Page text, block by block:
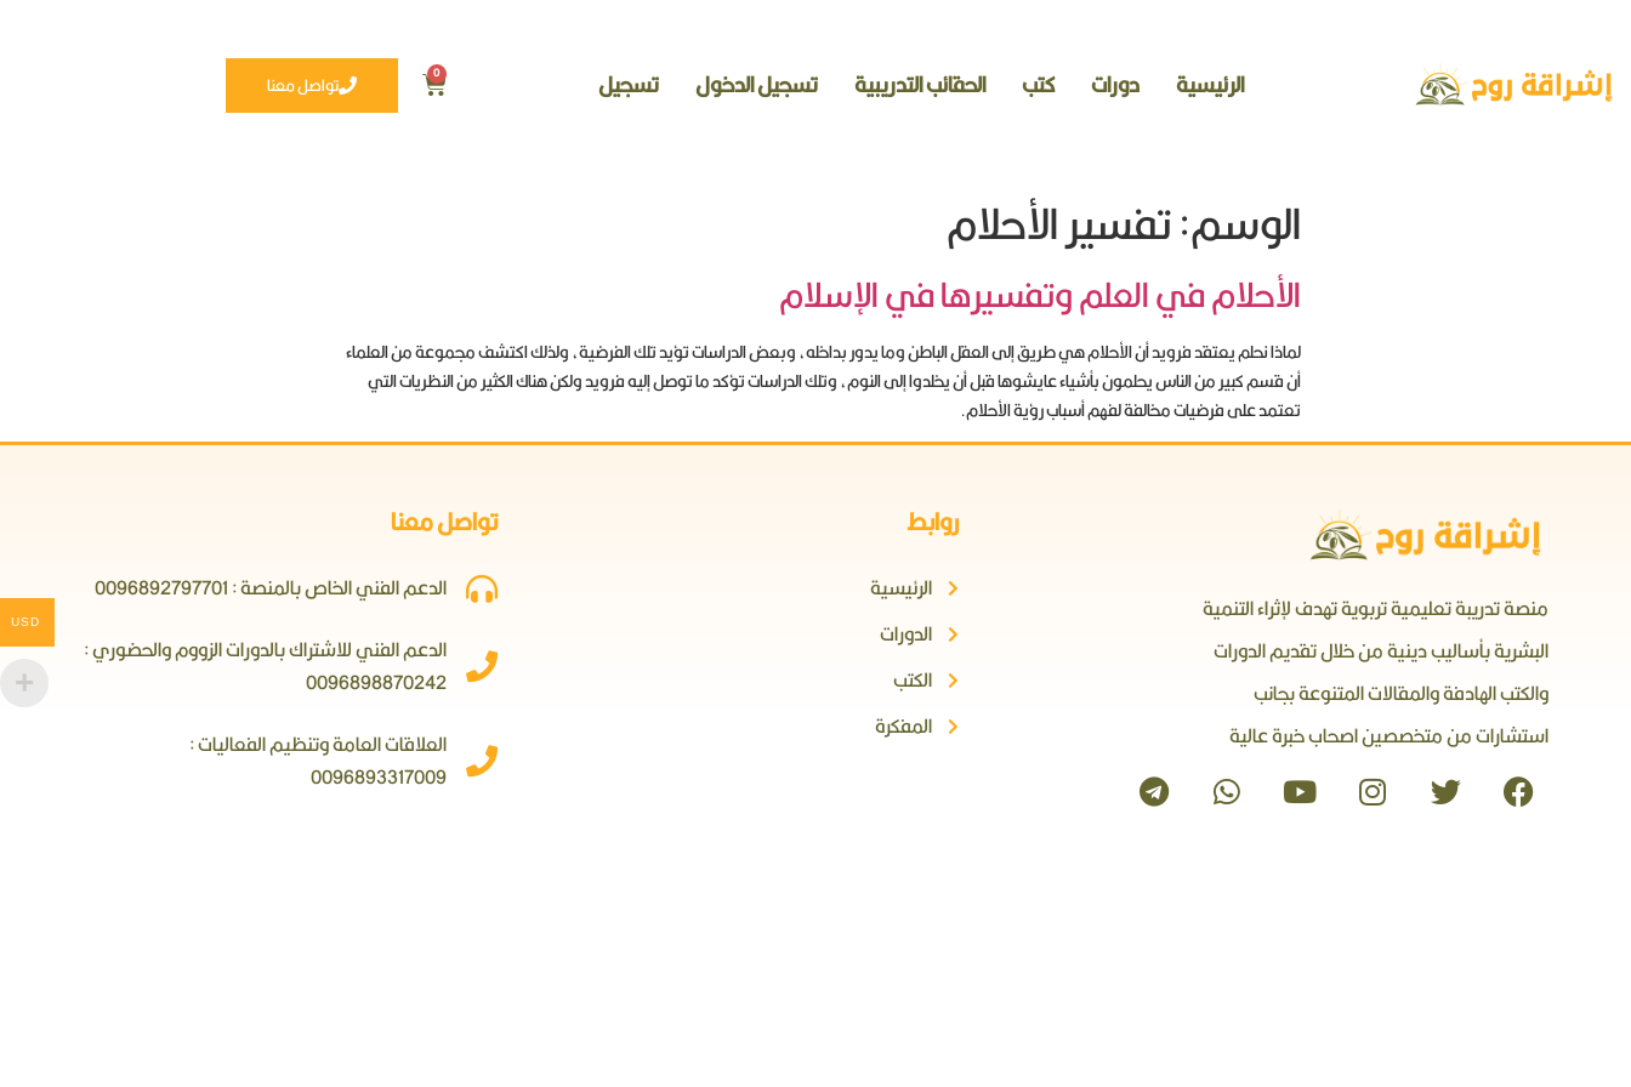
الرئيسية دورات كتب الحقائب التدريبية تسجيل الدخول تسجيل 0 تواصل معنا
الوسم:تفسير الأحلام
الأحلام في العلم وتفسيرها في الإسلام
لماذا نحلم يعتقد فرويد أن الأحلام هي طريق إلى العقل الباطن وما يدور بداخله، وبعض الدراسات تؤيد تلك الفرضية، ولذلك اكتشف مجموعة من العلماء
أن قسم كبير من الناس يحلمون بأشياء عايشوها قبل أن يخلدوا إلى النوم، وتلك الدراسات تؤكد ما توصل إليه فرويد ولكن هناك الكثير من النظريات التي
تعتمد على فرضيات مخالفة لفهم أسباب رؤية الأحلام.
منصة تدريبة تعليمية تربوية تهدف لإثراء التنمية
البشرية بأساليب دينية من خلال تقديم الدورات
والكتب الهادفة والمقالات المتنوعة بجانب
استشارات من متخصصين اصحاب خبرة عالية
روابط
الرئيسية
الدورات
الكتب
المفكرة
تواصل معنا
الدعم الفني الخاص بالمنصة : 0096892797701
الدعم الفني للاشتراك بالدورات الزووم والحضوري :
0096898870242
العلاقات العامة وتنظيم الفعاليات :
0096893317009
USD